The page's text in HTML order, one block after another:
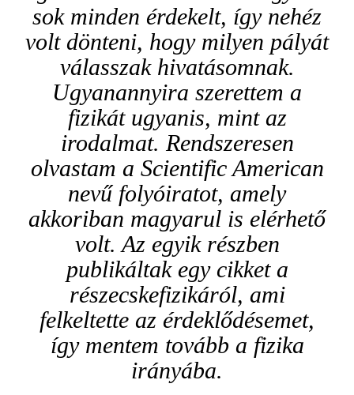
sok minden érdekelt, így nehéz
volt dönteni, hogy milyen pályát
válasszak hivatásomnak.
Ugyanannyira szerettem a
fizikát ugyanis, mint az
irodalmat. Rendszeresen
olvastam a Scientific American
nevű folyóiratot, amely
akkoriban magyarul is elérhető
volt. Az egyik részben
publikáltak egy cikket a
részecskefizikáról, ami
felkeltette az érdeklődésemet,
így mentem tovább a fizika
irányába.